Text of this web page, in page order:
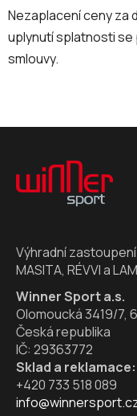
Nezaplacení ceny za
uplynutí splatnosti se
smlouvy.
Z
Výhradní zastoupení
MASITA, RÉVVI a
Winner Sport a.s.
Olomoucká 3419/7,
Česká republika
IČ: 29363772
Sklad a reklamace:
+420 733 518 089